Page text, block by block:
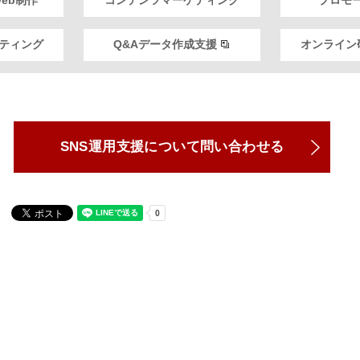
ィング Q&Aデータ作成支援 オンライン
SNS運用支援について問い合わせる